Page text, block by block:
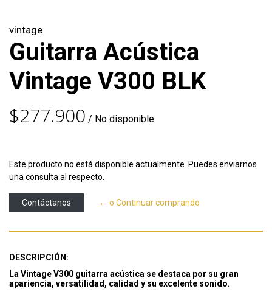
vintage
Guitarra Acústica
Vintage V300 BLK
$277.900 / No disponible
Este producto no está disponible actualmente. Puedes enviarnos
una consulta al respecto.
Contáctanos ← o Continuar comprando
DESCRIPCIÓN:
La Vintage V300 guitarra acústica se destaca por su gran
apariencia, versatilidad, calidad y su excelente sonido.